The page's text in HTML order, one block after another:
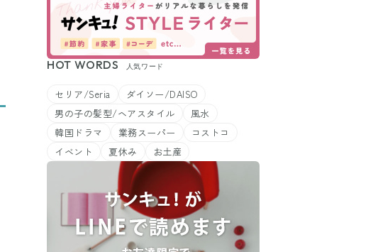
HOT WORDS 人気ワード
セリア/Seria
ダイソー/DAISO
男の子の髪型/ヘアスタイル
風水
韓国ドラマ
業務スーパー
コストコ
イベント
夏休み お土産